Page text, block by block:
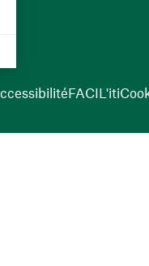
FACIL'iti